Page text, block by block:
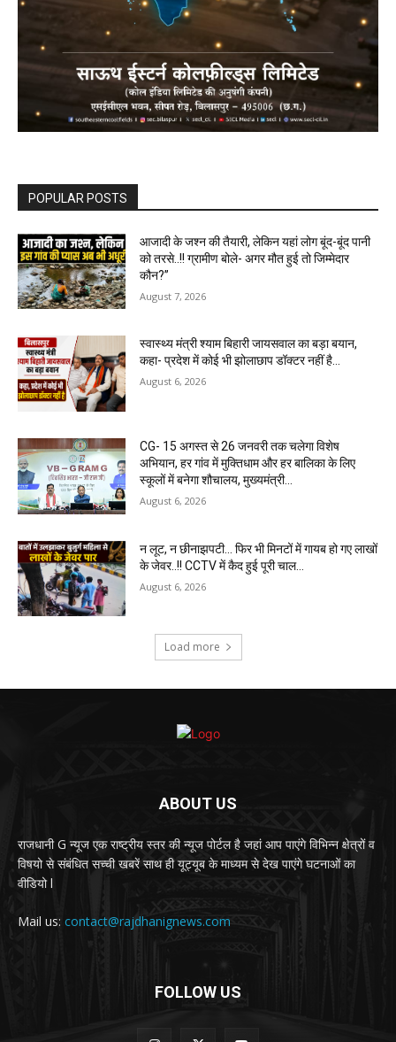
POPULAR POSTS
आजादी के जश्न की तैयारी, लेकिन यहां लोग बूंद-बूंद पानी
को तरसे..!! ग्रामीण बोले- अगर मौत हुई तो जिम्मेदार
कौन?”
August 7, 2026
स्वास्थ्य मंत्री श्याम बिहारी जायसवाल का बड़ा बयान,
कहा- प्रदेश में कोई भी झोलाछाप डॉक्टर नहीं है…
August 6, 2026
CG- 15 अगस्त से 26 जनवरी तक चलेगा विशेष
अभियान, हर गांव में मुक्तिधाम और हर बालिका के लिए
स्कूलों में बनेगा शौचालय, मुख्यमंत्री...
August 6, 2026
न लूट, न छीनाझपटी… फिर भी मिनटों में गायब हो गए लाखों
के जेवर..!! CCTV में कैद हुई पूरी चाल…
August 6, 2026
Load more
ABOUT US
राजधानी G न्यूज एक राष्ट्रीय स्तर की न्यूज पोर्टल है जहां आप पाएंगे विभिन्न क्षेत्रों व
विषयो से संबंधित सच्ची खबरें साथ ही यूट्यूब के माध्यम से देख पाएंगे घटनाओं का
वीडियो l
Mail us: contact@rajdhanignews.com
FOLLOW US